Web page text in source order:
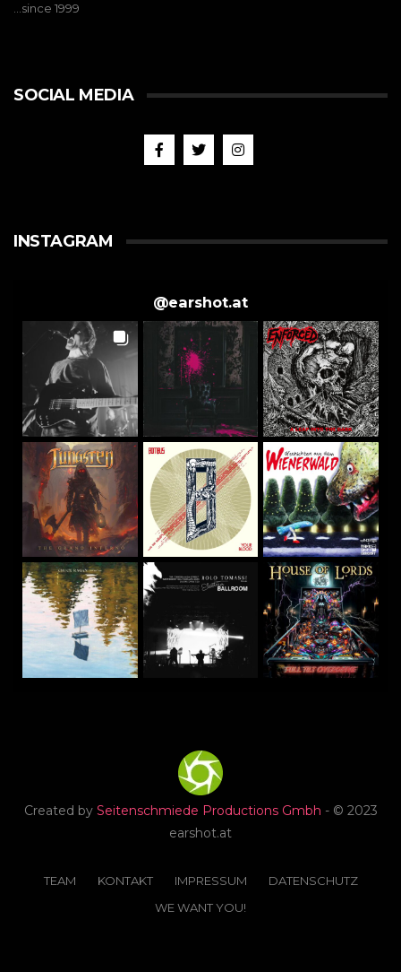
…since 1999
SOCIAL MEDIA
INSTAGRAM
@earshot.at
Created by Seitenschmiede Productions Gmbh - © 2023
earshot.at
TEAM KONTAKT IMPRESSUM
DATENSCHUTZ
WE WANT YOU!